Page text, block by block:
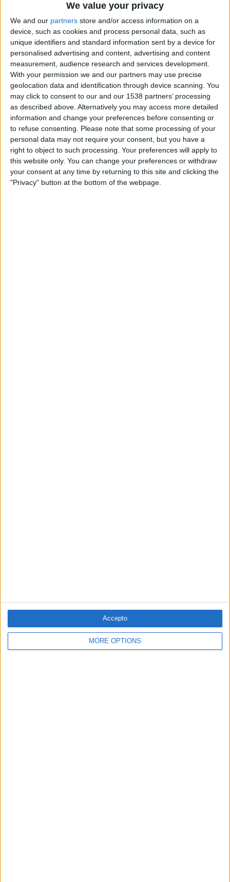
We value your privacy
We and our partners store and/or access information on a
device, such as cookies and process personal data, such as
unique identifiers and standard information sent by a device for
personalised advertising and content, advertising and content
measurement, audience research and services development.
With your permission we and our partners may use precise
geolocation data and identification through device scanning. You
may click to consent to our and our 1538 partners’ processing
as described above. Alternatively you may access more detailed
information and change your preferences before consenting or
to refuse consenting.
Please note that some processing of your
personal data may not require your consent, but you have a
right to object to such processing. Your preferences will apply to
this website only. You can change your preferences or withdraw
your consent at any time by returning to this site and clicking the
"Privacy" button at the bottom of the webpage.
MORE OPTIONS
Accepto
L'AVL rescata de l'oblit les escriptores de l'edat mitjana
PerMoisés Pérez
Xavier Antich: «Calia fer un salt a la Federació
Llull davant un Estat hostil»
Entrevista a fons al president d'Òmnium Cultural i de la Federació
Llull
PerMoisés Pérez
La temptació de la Renaixença
Els renaixentistes eren tan catalans com espanyols, se sentien
còmodes en Espanya
Per Blanca Garcia-Oliver
Enuig dels lletrats balears contra la violència
policial: «Fou ús il·legítim de la força»